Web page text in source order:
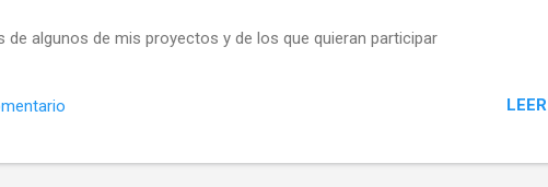
de algunos de mis proyectos y de los que quieran participar